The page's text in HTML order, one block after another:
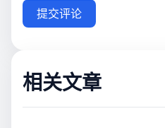
提交评论
相关文章